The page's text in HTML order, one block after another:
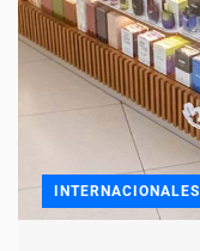
INTERNACIONALES